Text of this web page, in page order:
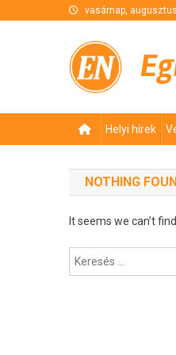
vasárnap,
Helyi hírek
NOTHING
It seems we can’t
Keresés: